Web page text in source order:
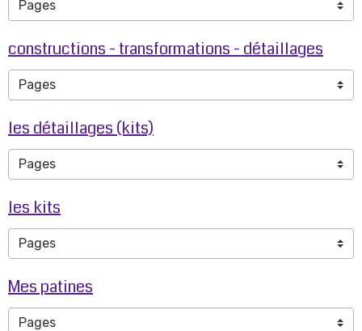
constructions - transformations - détaillages
les détaillages (kits)
les kits
Mes patines